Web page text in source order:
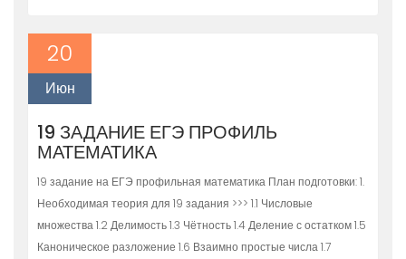
20
Июн
19 ЗАДАНИЕ ЕГЭ ПРОФИЛЬ
МАТЕМАТИКА
19 задание на ЕГЭ профильная математика План подготовки: 1.
Необходимая теория для 19 задания >>> 1.1 Числовые
множества 1.2 Делимость 1.3 Чётность 1.4 Деление с остатком 1.5
Каноническое разложение 1.6 Взаимно простые числа 1.7